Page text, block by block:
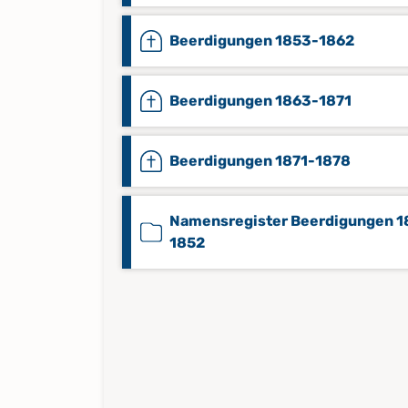
Beerdigungen 1853-1862
Beerdigungen 1863-1871
Beerdigungen 1871-1878
Namensregister Beerdigungen
1852